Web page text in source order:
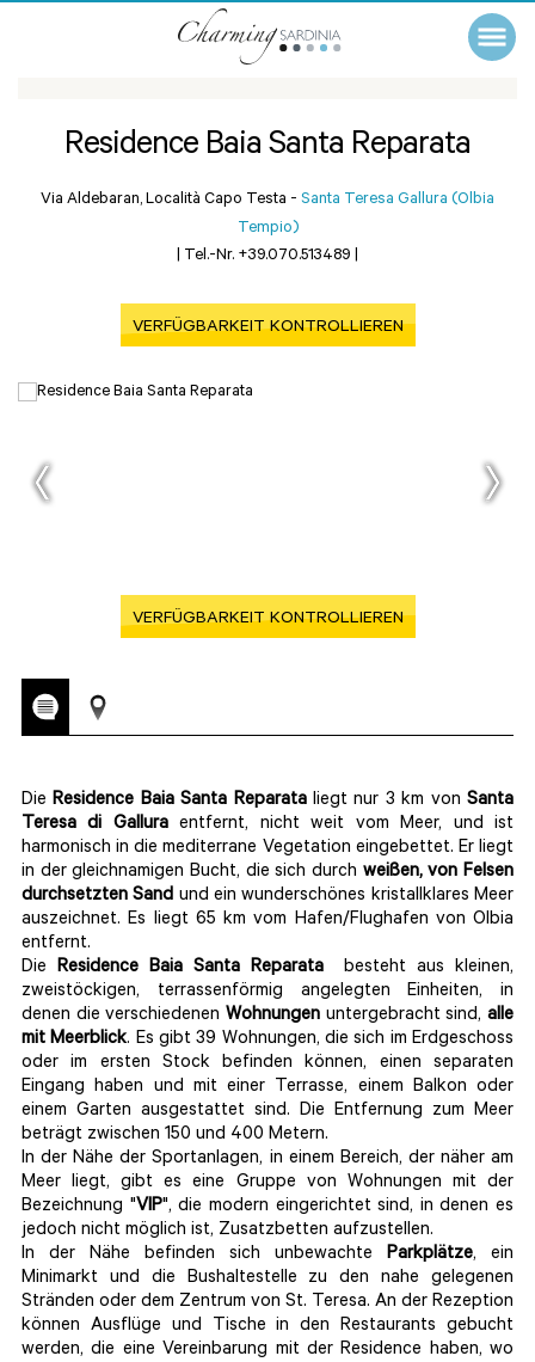
Residence Baia Santa Reparata
Via Aldebaran, Località Capo Testa - Santa Teresa Gallura (Olbia
Tempio)
| Tel.-Nr. +39.070.513489 |
VERFÜGBARKEIT KONTROLLIEREN
VERFÜGBARKEIT KONTROLLIEREN
DieResidence Baia Santa Reparataliegt nur 3 km vonSanta
Teresa di Galluraentfernt, nicht weit vom Meer, und ist
harmonisch in die mediterrane Vegetation eingebettet. Er liegt
in der gleichnamigen Bucht, die sich durch weißen, von Felsen
durchsetzten Sand und ein wunderschönes kristallklares Meer
auszeichnet. Es liegt 65 km vom Hafen/Flughafen von Olbia
entfernt.
Die Residence Baia Santa Reparatabesteht aus kleinen,
zweistöckigen, terrassenförmig angelegten Einheiten, in
denen die verschiedenen Wohnungen untergebracht sind, alle
mit Meerblick. Es gibt 39 Wohnungen, die sich im Erdgeschoss
oder im ersten Stock befinden können, einen separaten
Eingang haben und mit einer Terrasse, einem Balkon oder
einem Garten ausgestattet sind. Die Entfernung zum Meer
beträgt zwischen 150 und 400 Metern.
In der Nähe der Sportanlagen, in einem Bereich, der näher am
Meer liegt, gibt es eine Gruppe von Wohnungen mit der
Bezeichnung "VIP", die modern eingerichtet sind, in denen es
jedoch nicht möglich ist, Zusatzbetten aufzustellen.
In der Nähe befinden sich unbewachte Parkplätze, ein
Minimarkt und die Bushaltestelle zu den nahe gelegenen
Stränden oder dem Zentrum von St. Teresa. An der Rezeption
können Ausflüge und Tische in den Restaurants gebucht
werden, die eine Vereinbarung mit der Residence haben, wo